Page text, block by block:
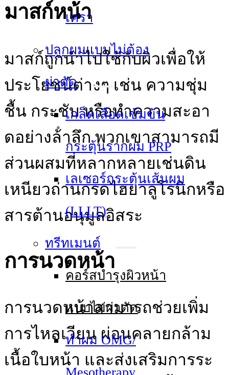
เครา
ปลูกผมแบบไม่ต้อง
ผ่าตัด
เกล็ดเลือดเข้มข้น
กระตุ้นรากผม PRP
เลเซอร์กระตุ้นเส้นผม
(LLLT)
ทรีทเมนต์
คอร์สบำรุงผิวหน้า
แบบไม่ผ่าตัด
ทําผม OMG/
มาสก์หน้า
มาสก์ถูกนําไปใช้กับผิวเพื่อให้
ประโยชน์ต่างๆ เช่น ความชุ่ม
ชื้น กระชับ หรือทําความสะอา
ดอย่างล้ําลึก พวกเขาสามารถมี
ส่วนผสมที่หลากหลายเช่นดิน
เหนียวถ่านกรดไฮยาลูโรนิกหรือ
สารต้านอนุมูลอิสระ
การนวดหน้า
การนวดหน้าสามารถช่วยเพิ่ม
การไหลเวียน ผ่อนคลายกล้าม
เนื้อใบหน้า และส่งเสริมการระ